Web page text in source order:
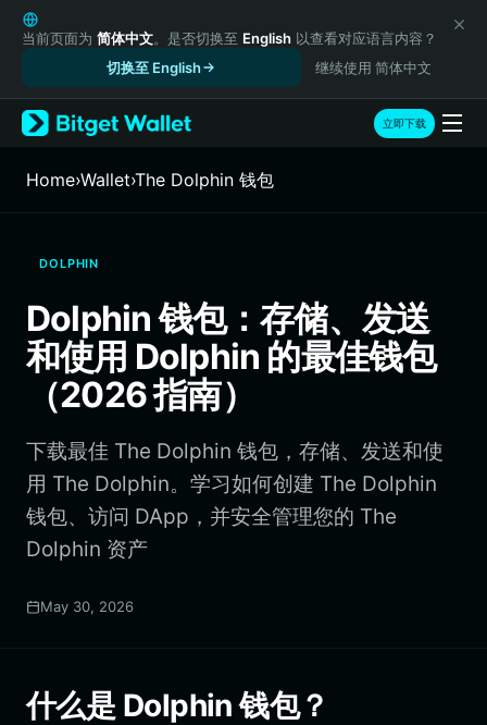
English
日本語
Русский
Español (Latinoamérica)
Türkçe
Italiano
繁體中文
Português (Portugal)
Bahasa Indonesia
ภาษาไทย
Português (Brasil)
Español (Argentina)
当前页面为 简体中文。是否切换至 English 以查看对应语言内容？
切换至 English
继续使用 简体中文
立即下载
Home›Wallet›The Dolphin 钱包
DOLPHIN
Dolphin 钱包：存储、发送
和使用 Dolphin 的最佳钱包
（2026 指南）
下载最佳 The Dolphin 钱包，存储、发送和使
用 The Dolphin。学习如何创建 The Dolphin
钱包、访问 DApp，并安全管理您的 The
Dolphin 资产
May 30, 2026
什么是 Dolphin 钱包？